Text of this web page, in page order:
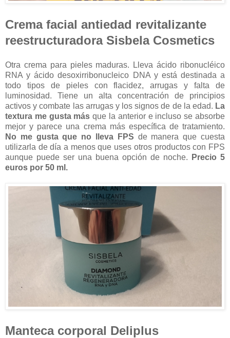
Crema facial antiedad revitalizante
reestructuradora Sisbela Cosmetics
Otra crema para pieles maduras. Lleva ácido ribonucléico
RNA y ácido desoxirribonucleico DNA y está destinada a
todo tipos de pieles con flacidez, arrugas y falta de
luminosidad. Tiene un alta concentración de principios
activos y combate las arrugas y los signos de de la edad. La
textura me gusta más que la anterior e incluso se absorbe
mejor y parece una crema más específica de tratamiento.
No me gusta que no lleva FPS de manera que cuesta
utilizarla de día a menos que uses otros productos con FPS
aunque puede ser una buena opción de noche.
Precio 5
euros por 50 ml.
Manteca corporal Deliplus